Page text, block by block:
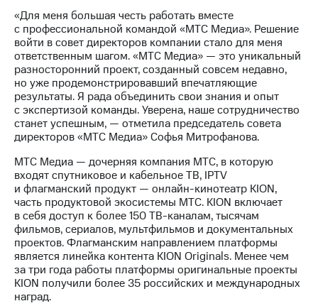
погашении
именных
облигаций
Другое
Регистратор
Реквизиты
Контакты
развитие
деловая этика
На главную
«Для меня большая честь работать вместе
с профессиональной командой «МТС Медиа». Решение
войти в совет директоров компании стало для меня
ответственным шагом. «МТС Медиа» — это уникальный
разносторонний проект, созданный совсем недавно,
но уже продемонстрировавший впечатляющие
результаты. Я рада объединить свои знания и опыт
с экспертизой команды. Уверена, наше сотрудничество
станет успешным, — отметила председатель совета
директоров «МТС Медиа» Софья Митрофанова.
МТС Медиа — дочерняя компания МТС, в которую
входят спутниковое и кабельное ТВ, IPTV
и флагманский продукт — онлайн-кинотеатр KION,
часть продуктовой экосистемы МТС. KION включает
в себя доступ к более 150 ТВ-каналам, тысячам
фильмов, сериалов, мультфильмов и документальных
проектов. Флагманским направлением платформы
является линейка контента KION Originals. Менее чем
за три года работы платформы оригинальные проекты
KION получили более 35 российских и международных
наград.